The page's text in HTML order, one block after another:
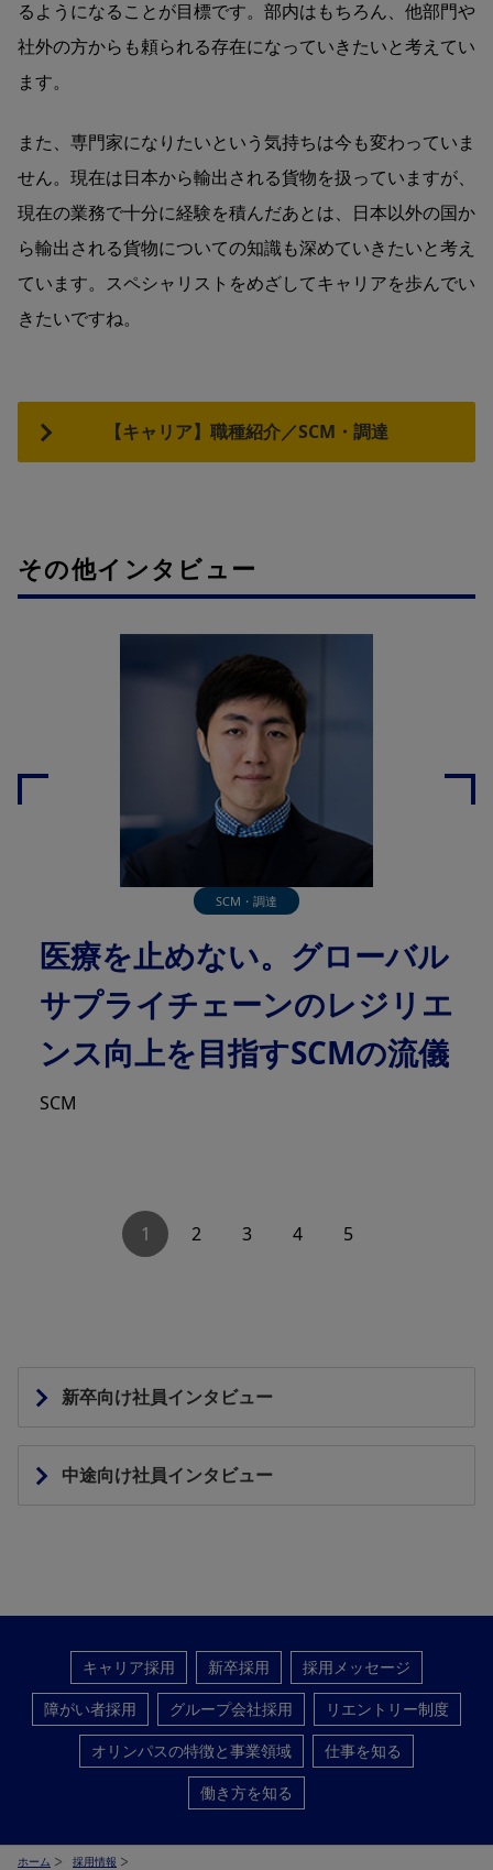
るようになることが目標です。部内はもちろん、他部門や
社外の方からも頼られる存在になっていきたいと考えてい
ます。
また、専門家になりたいという気持ちは今も変わっていま
せん。現在は日本から輸出される貨物を扱っていますが、
現在の業務で十分に経験を積んだあとは、日本以外の国か
ら輸出される貨物についての知識も深めていきたいと考え
ています。スペシャリストをめざしてキャリアを歩んでい
きたいですね。
【キャリア】職種紹介／SCM・調達
その他インタビュー
SCM・調達
医療を止めない。グローバル
サプライチェーンのレジリエ
ンス向上を目指すSCMの流儀
SCM
1 2 3 4 5
新卒向け社員インタビュー
中途向け社員インタビュー
キャリア採用 新卒採用
採用メッセージ
障がい者採用
グループ会社採用
リエントリー制度
オリンパスの特徴と事業領域
仕事を知る
働き方を知る
ホーム 採用情報